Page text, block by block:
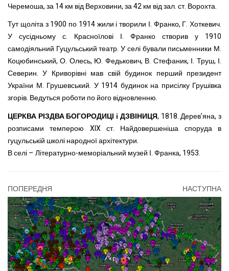
Черемоша, за 14 км від Верховини, за 42 км від зал. ст. Ворохта.
Тут щоліта з 1900 по 1914 жили і творили І. Франко, Г. Хоткевич.
У сусідньому с. Красноїлові І. Франко створив у 1910
самодіяльний Гуцульський театр. У селі бували письменники М.
Коцюбинський, О. Олесь, Ю. Федькович, В. Стефаник, І. Труш, І.
Северин. У Криворівні мав свій будинок перший президент
України М. Грушевський. У 1914 будинок на присілку Грушівка
згорів. Ведуться роботи по його відновленню.
ЦЕРКВА РІЗДВА БОГОРОДИЦІ і ДЗВІНИЦЯ, 1818. Дерев’яна, з
розписами темперою XIX ст. Найдовершеніша споруда в
гуцульській школі народної архітектури.
В селі – Літературно-меморіальний музей І. Франка, 1953.
ПОПЕРЕДНЯ НАСТУПНА